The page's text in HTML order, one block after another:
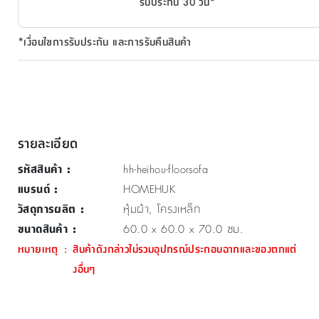
*เงื่อนไขการรับประกัน และการรับคืนสินค้า
รายละเอียด
รหัสสินค้า :
hh-heihou-floorsofa
แบรนด์:
HOMEHUK
วัสดุการผลิต :
หุ้มผ้า, โครงเหล็ก
ขนาดสินค้า : 60.0 x 60.0 x 70.0 ซม.
หมายเหตุ : สินค้าดังกล่าวไม่รวมอุปกรณ์ประกอบฉากและของตกแต่
งอื่นๆ